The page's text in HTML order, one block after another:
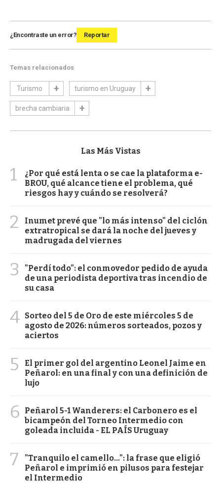
¿Encontraste un error? Reportar
Temas relacionados
Turismo turismo en Uruguay
brecha cambiaria
Las Más Vistas
1
¿Por qué está lenta o se cae la plataforma e-
BROU, qué alcance tiene el problema, qué
riesgos hay y cuándo se resolverá?
2
Inumet prevé que "lo más intenso" del ciclón
extratropical se dará la noche del jueves y
madrugada del viernes
3
"Perdí todo": el conmovedor pedido de ayuda
de una periodista deportiva tras incendio de
su casa
4 Sorteo del 5 de Oro de este miércoles 5 de
agosto de 2026: números sorteados, pozos y
aciertos
5
El primer gol del argentino Leonel Jaime en
Peñarol: en una final y con una definición de
lujo
6
Peñarol 5-1 Wanderers: el Carbonero es el
bicampeón del Torneo Intermedio con
goleada incluida - EL PAÍS Uruguay
7
"Tranquilo el camello...": la frase que eligió
Peñarol e imprimió en pilusos para festejar
el Intermedio